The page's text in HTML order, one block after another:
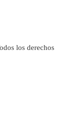
los derechos